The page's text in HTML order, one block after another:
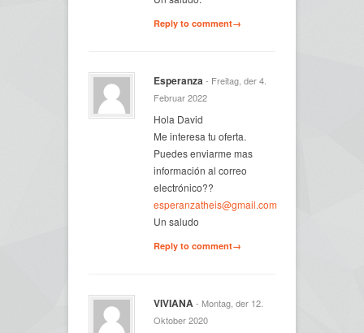
Reply to comment→
Esperanza- Freitag, der 4.
Februar 2022
Hola David
Me interesa tu oferta.
Puedes enviarme mas
información al correo
electrónico??
esperanzatheis@gmail.com
Un saludo
Reply to comment→
VIVIANA- Montag, der 12.
Oktober 2020